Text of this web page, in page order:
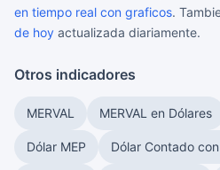
en tiempo real con graficos.
de hoy actualizada diariamente.
Otros indicadores
MERVAL MERVAL en Dólares
Dólar MEP Dólar Contado